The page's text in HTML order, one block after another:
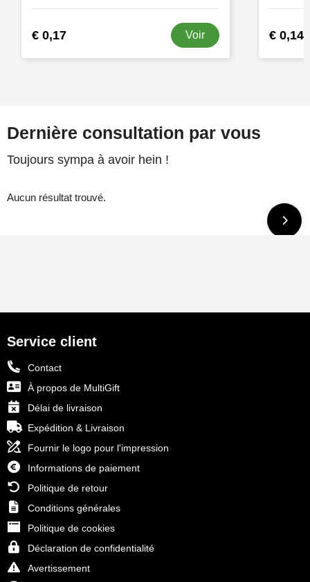
€ 0,17 Voir € 0,14
Dernière consultation par vous
Toujours sympa à avoir hein !
Aucun résultat trouvé.
Service client
Contact
À propos de MultiGift
Délai de livraison
Expédition & Livraison
Fournir le logo pour l'impression
Informations de paiement
Politique de retour
Conditions générales
Politique de cookies
Déclaration de confidentialité
Avertissement